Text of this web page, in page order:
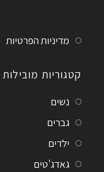
מדיניות הפרטיות
קטגוריות מובילות
נשים
גברים
ילדים
גאדג'טים